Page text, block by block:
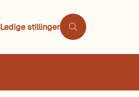
Ledige stillinger